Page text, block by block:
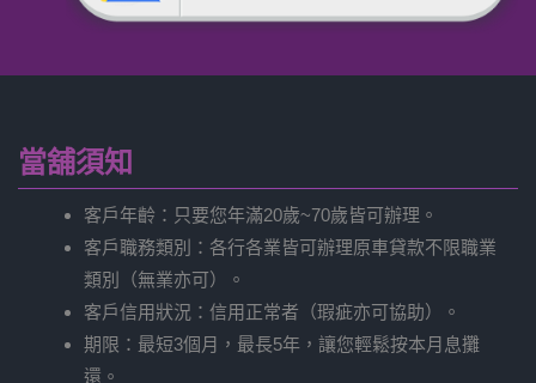
當舖須知
客戶年齡：只要您年滿20歲~70歲皆可辦理。
客戶職務類別：各行各業皆可辦理原車貸款不限職業
類別（無業亦可）。
客戶信用狀況：信用正常者（瑕疵亦可協助）。
期限：最短3個月，最長5年，讓您輕鬆按本月息攤
還。